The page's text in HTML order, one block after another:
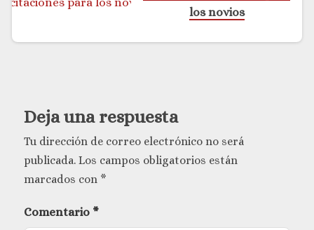
los novios
Deja una respuesta
Tu dirección de correo electrónico no será
publicada. Los campos obligatorios están
marcados con *
Comentario *